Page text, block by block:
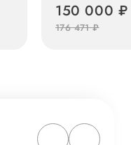
150 000 ₽
176 471 ₽